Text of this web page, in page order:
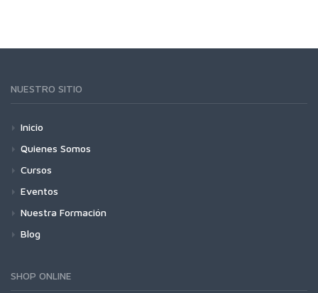
NUESTRO SITIO
Inicio
Quienes Somos
Cursos
Eventos
Nuestra Formación
Blog
SHOP ONLINE